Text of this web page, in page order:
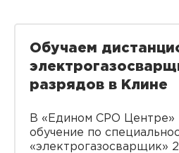
Обучаем
разрядов в Клине
В «Едином СРО Центре»
обучение по
«электрогазосварщик»